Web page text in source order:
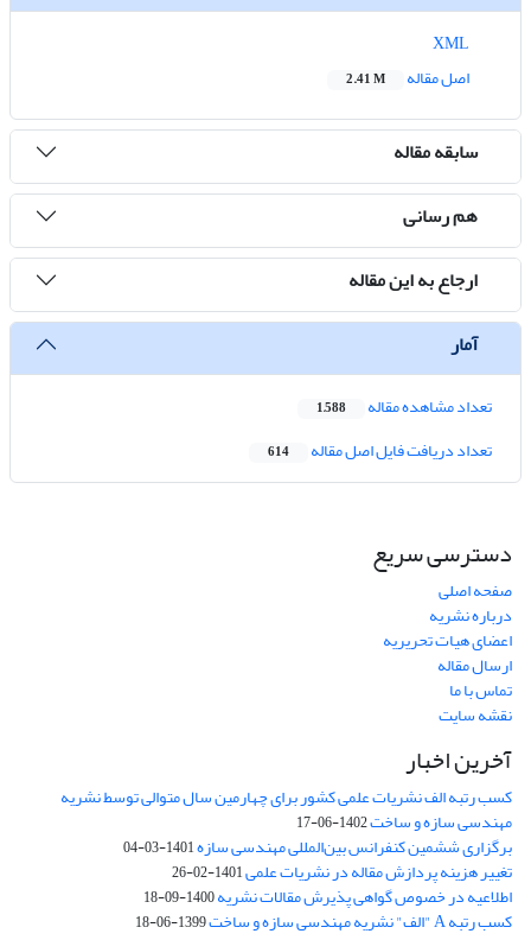
اصل مقاله
2.41 M
سابقه مقاله
هم رسانی
ارجاع به این مقاله
آمار
تعداد مشاهده مقاله 1,588
تعداد دریافت فایل اصل مقاله 614
دسترسی سریع
صفحه اصلی
درباره نشریه
اعضای هیات تحریریه
ارسال مقاله
تماس با ما
نقشه سایت
آخرین اخبار
کسب رتبه الف نشریات علمی کشور برای چهارمین سال متوالی توسط نشریه
مهندسی سازه و ساخت1402-06-17
برگزاری ششمین کنفرانس بین‌المللی مهندسی سازه1401-03-04
تغییر هزینه پردازش مقاله در نشریات علمی1401-02-26
اطلاعیه در خصوص گواهی پذیرش مقالات نشریه1400-09-18
کسب رتبه A "الف" نشریه مهندسی سازه و ساخت 1399-06-18